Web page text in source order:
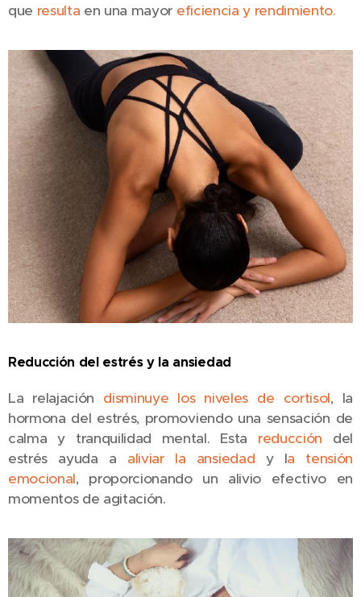
que resulta en una mayor eficiencia y rendimiento.
Reducción del estrés y la ansiedad
La relajación disminuye los niveles de cortisol, la
hormona del estrés, promoviendo una sensación de
calma y tranquilidad mental. Esta reducción del
estrés ayuda a aliviar la ansiedad y la tensión
emocional, proporcionando un alivio efectivo en
momentos de agitación.